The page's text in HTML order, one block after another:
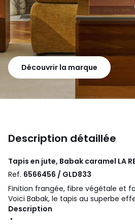
Découvrir la marque
Description détaillée
Tapis en jute, Babak caramel LA
Ref. 6566456 / GLD833
Finition frangée, fibre végétale et
Voici Babak, le tapis au superbe
Description
•